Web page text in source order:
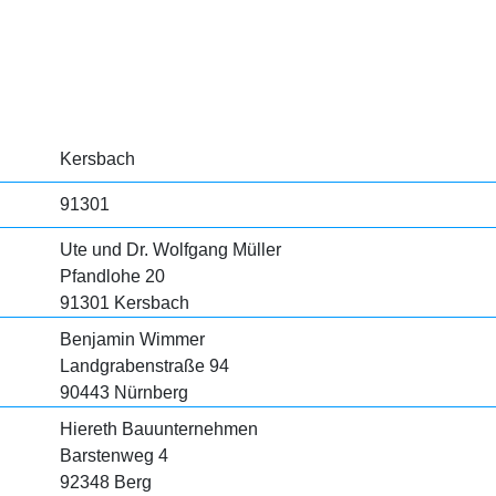
Kersbach
91301
Ute und Dr. Wolfgang Müller
Pfandlohe 20
91301 Kersbach
Benjamin Wimmer
Landgrabenstraße 94
90443 Nürnberg
Hiereth Bauunternehmen
Barstenweg 4
92348 Berg